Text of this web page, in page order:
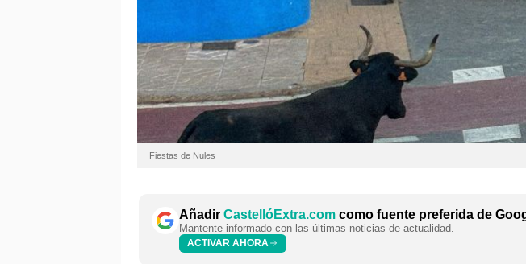
Fiestas de Nules
Añadir CastellóExtra.com como fuente preferida de
Mantente informado con las últimas noticias de actualidad.
ACTIVAR AHORA